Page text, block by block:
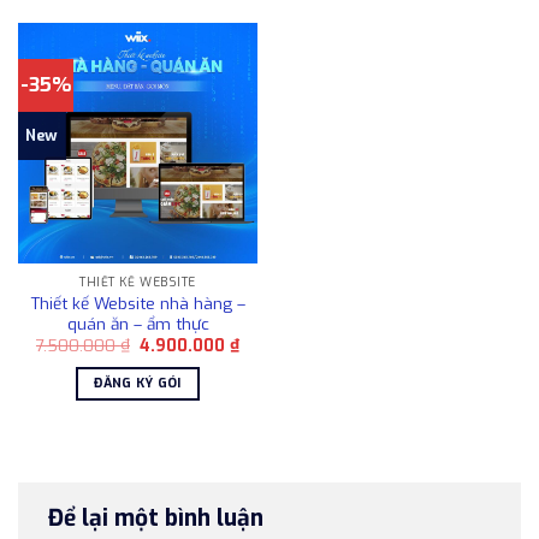
-35%
New
THIẾT KẾ WEBSITE
Thiết kế Website nhà hàng –
quán ăn – ẩm thực
7.500.000₫ Giá
là:
7.500.000 ₫.
4.900.000₫Giá
ĐĂNG KÝ GÓI
Để lại một bình luận